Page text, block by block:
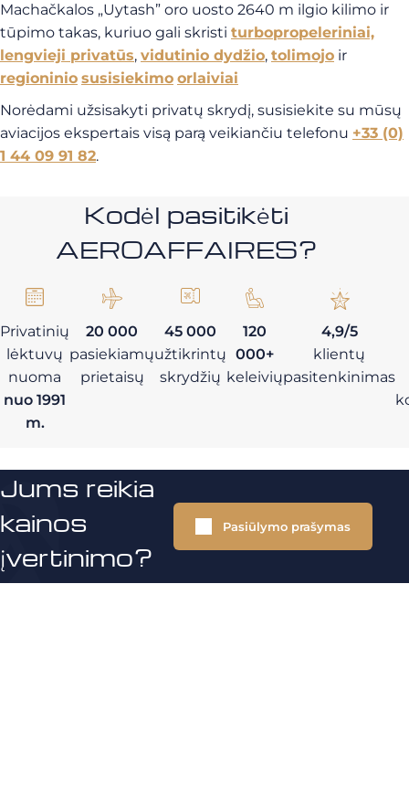
Machačkalos „Uytash” oro uosto 2640 m ilgio kilimo ir
tūpimo takas, kuriuo gali skristi turbopropeleriniai,
lengvieji privatūs, vidutinio dydžio, tolimojo ir
regioninio susisiekimo orlaiviai
Norėdami užsisakyti privatų skrydį, susisiekite su mūsų
aviacijos ekspertais visą parą veikiančiu telefonu +33 (0)
1 44 09 91 82.
Kodėl pasitikėti
AEROAFFAIRES?
Privatinių
lėktuvų
nuoma
nuo 1991
m.
20 000
pasiekiamų
prietaisų
45 000
užtikrintų
skrydžių
120
000+
keleivių
4,9/5
klientų
pasitenkinimas
Jums reikia
kainos
įvertinimo?
Pasiūlymo prašymas